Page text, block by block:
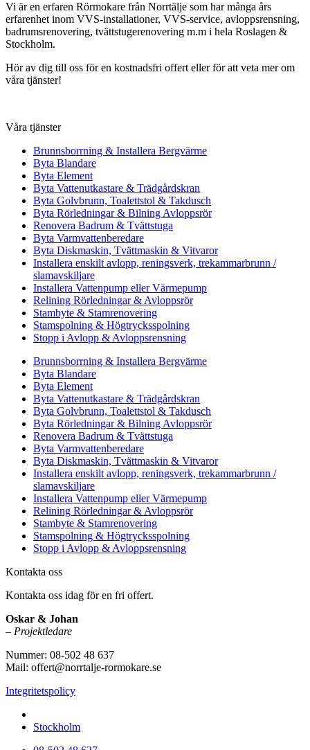
Vi är en erfaren Rörmokare från Norrtälje som har många års
erfarenhet inom VVS-installationer, VVS-service, avloppsrensning,
badrumsrenovering, tvättstugerenovering m.m i hela Roslagen &
Stockholm.
Hör av dig till oss för en kostnadsfri offert eller för att veta mer om
våra tjänster!
Våra tjänster
Brunnsborrning & Installera Bergvärme
Byta Blandare
Byta Element
Byta Vattenutkastare & Trädgårdskran
Byta Golvbrunn, Toalettstol & Takdusch
Byta Rörledningar & Bilning Avloppsrör
Renovera Badrum & Tvättstuga
Byta Varmvattenberedare
Byta Diskmaskin, Tvättmaskin & Vitvaror
Installera enskilt avlopp, reningsverk, trekammarbrunn /
slamavskiljare
Installera Vattenpump eller Värmepump
Relining Rörledningar & Avloppsrör
Stambyte & Stamrenovering
Stamspolning & Högtrycksspolning
Stopp i Avlopp & Avloppsrensning
Brunnsborrning & Installera Bergvärme
Byta Blandare
Byta Element
Byta Vattenutkastare & Trädgårdskran
Byta Golvbrunn, Toalettstol & Takdusch
Byta Rörledningar & Bilning Avloppsrör
Renovera Badrum & Tvättstuga
Byta Varmvattenberedare
Byta Diskmaskin, Tvättmaskin & Vitvaror
Installera enskilt avlopp, reningsverk, trekammarbrunn /
slamavskiljare
Installera Vattenpump eller Värmepump
Relining Rörledningar & Avloppsrör
Stambyte & Stamrenovering
Stamspolning & Högtrycksspolning
Stopp i Avlopp & Avloppsrensning
Kontakta oss
Kontakta oss idag för en fri offert.
Oskar & Johan
– Projektledare
Nummer: 08-502 48 637
Mail: offert@norrtalje-rormokare.se
Integritetspolicy
Stockholm